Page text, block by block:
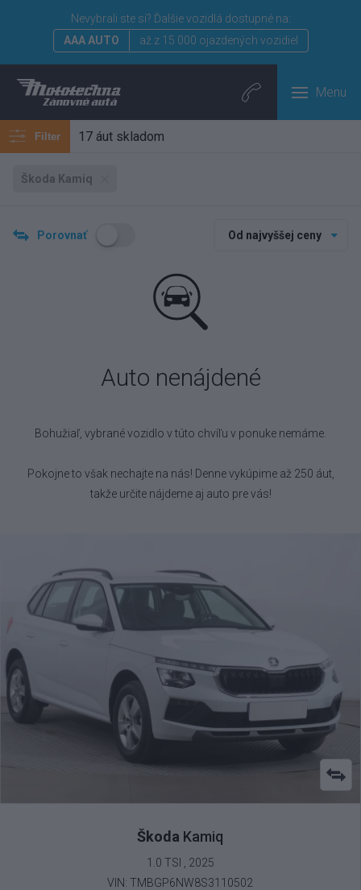
Nevybrali ste si? Ďalšie vozidlá dostupné na:
AAA AUTO
až z 15 000 ojazdených vozidiel
Menu
Filter 17 áut skladom
Škoda Kamiq
Porovnať Od najvyššej ceny
Auto nenájdené
Bohužiaľ, vybrané vozidlo v túto chvíľu v ponuke nemáme.
Pokojne to však nechajte na nás! Denne vykúpime až 250 áut,
takže určite nájdeme aj auto pre vás!
Škoda Kamiq
1.0 TSI , 2025
VIN: TMBGP6NW8S3110502